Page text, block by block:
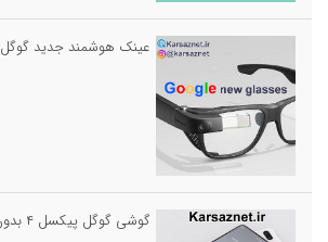
عینک هوشمند جدید گوگل
گوشی گوگل پیکسل ۴ بدون دکمه فیزیکی